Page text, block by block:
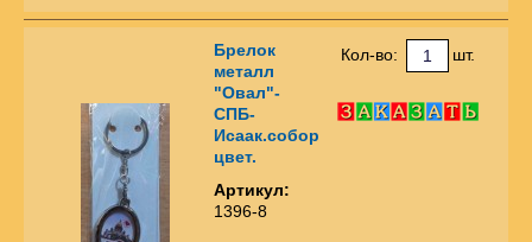
Брелок
металл
"Овал"-
СПБ-
Исаак.собор
цвет.
Артикул:
1396-8
Кол-во: шт.